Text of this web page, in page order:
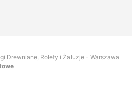
Drewniane, Rolety i Żaluzje - Warszawa